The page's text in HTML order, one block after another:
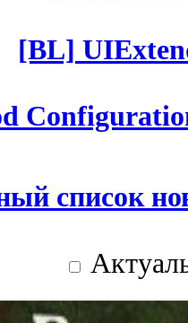
[BL]
список